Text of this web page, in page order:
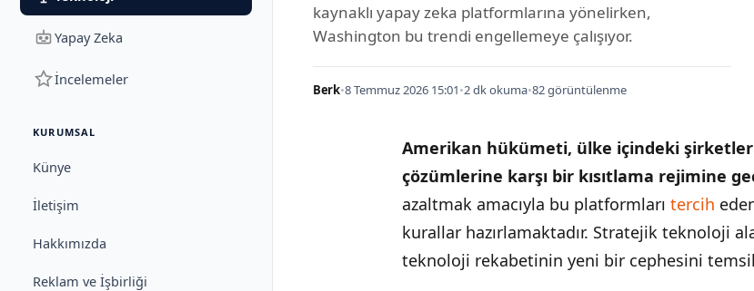
Yapay Zeka
İncelemeler
KURUMSAL
Künye
İletişim
Hakkımızda
Reklam ve İşbirliği
kaynaklı yapay zeka platformlarına yönelirken,
Washington bu trendi engellemeye çalışıyor.
Berk•8 Temmuz 2026 15:01•2 dk okuma•82 görüntülenme
Amerikan hükümeti, ülke içindeki
çözümlerine karşı bir kısıtlama rejimine
azaltmak amacıyla bu platformları tercih
kurallar hazırlamaktadır. Stratejik teknoloji
teknoloji rekabetinin yeni bir cephesini